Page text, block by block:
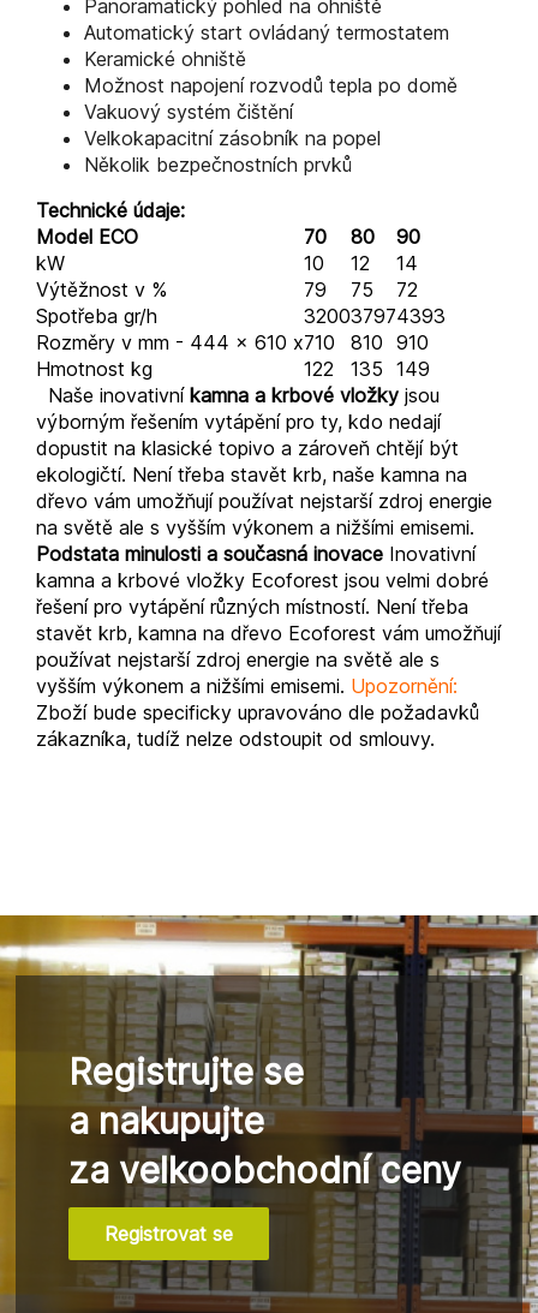
Panoramatický pohled na ohniště
Automatický start ovládaný termostatem
Keramické ohniště
Možnost napojení rozvodů tepla po domě
Vakuový systém čištění
Velkokapacitní zásobník na popel
Několik bezpečnostních prvků
Technické údaje:
Model ECO
70 80
90
kW
10 12
14
Výtěžnost v %
79 75
72
Spotřeba gr/h
320037974393
Rozměry v mm - 444 x 610 x710 810 910
Hmotnost kg
122 135 149
Naše inovativní kamna a krbové vložky jsou
výborným řešením vytápění pro ty, kdo nedají
dopustit na klasické topivo a zároveň chtějí být
ekologičtí. Není třeba stavět krb, naše kamna na
dřevo vám umožňují používat nejstarší zdroj energie
na světě ale s vyšším výkonem a nižšími emisemi.
Podstata minulosti a současná inovace Inovativní
kamna a krbové vložky Ecoforest jsou velmi dobré
řešení pro vytápění různých místností. Není třeba
stavět krb, kamna na dřevo Ecoforest vám umožňují
používat nejstarší zdroj energie na světě ale s
vyšším výkonem a nižšími emisemi. Upozornění:
Zboží bude specificky upravováno dle požadavků
zákazníka, tudíž nelze odstoupit od smlouvy.
Registrujte se
a nakupujte
za velkoobchodní ceny
Registrovat se